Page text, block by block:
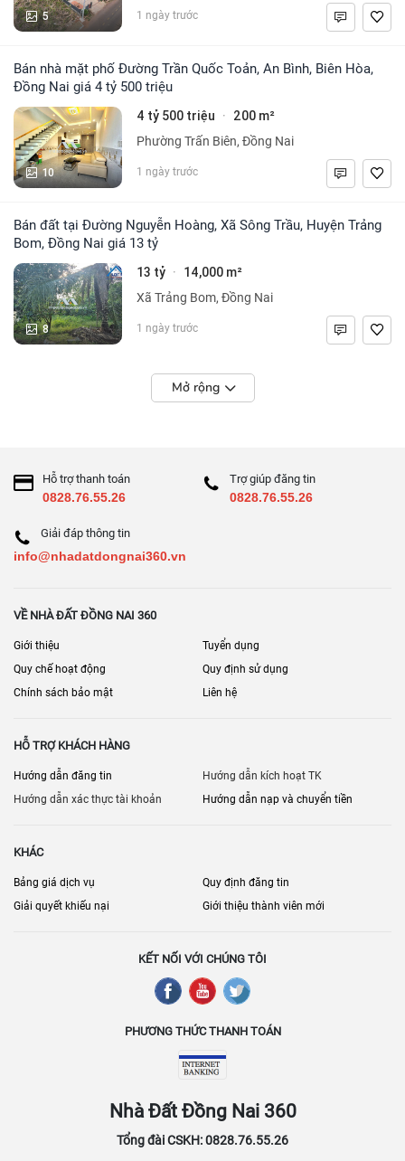
5 1 ngày trước
Bán nhà mặt phố Đường Trần Quốc Toản, An Bình, Biên Hòa,
Đồng Nai giá 4 tỷ 500 triệu
10
4 tỷ 500 triệu · 200 m²
Phường Trấn Biên, Đồng Nai
1 ngày trước
Bán đất tại Đường Nguyễn Hoàng, Xã Sông Trầu, Huyện Trảng
Bom, Đồng Nai giá 13 tỷ
8
13 tỷ · 14,000 m²
Xã Trảng Bom, Đồng Nai
1 ngày trước
Mở rộng
Hỗ trợ thanh toán
0828.76.55.26
Trợ giúp đăng tin
0828.76.55.26
Giải đáp thông tin
info@nhadatdongnai360.vn
VỀ NHÀ ĐẤT ĐỒNG NAI 360
Giới thiệu
Tuyển dụng
Quy chế hoạt động
Quy định sử dụng
Chính sách bảo mật
Liên hệ
HỖ TRỢ KHÁCH HÀNG
Hướng dẫn đăng tin
Hướng dẫn kích hoạt TK
Hướng dẫn xác thực tài khoản
Hướng dẫn nạp và chuyển tiền
KHÁC
Bảng giá dịch vụ
Quy định đăng tin
Giải quyết khiếu nại
Giới thiệu thành viên mới
KẾT NỐI VỚI CHÚNG TÔI
PHƯƠNG THỨC THANH TOÁN
Nhà Đất Đồng Nai 360
Tổng đài CSKH: 0828.76.55.26